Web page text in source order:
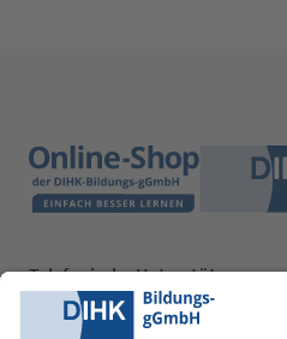
Telefonische Unterstützung
0228 6205 205